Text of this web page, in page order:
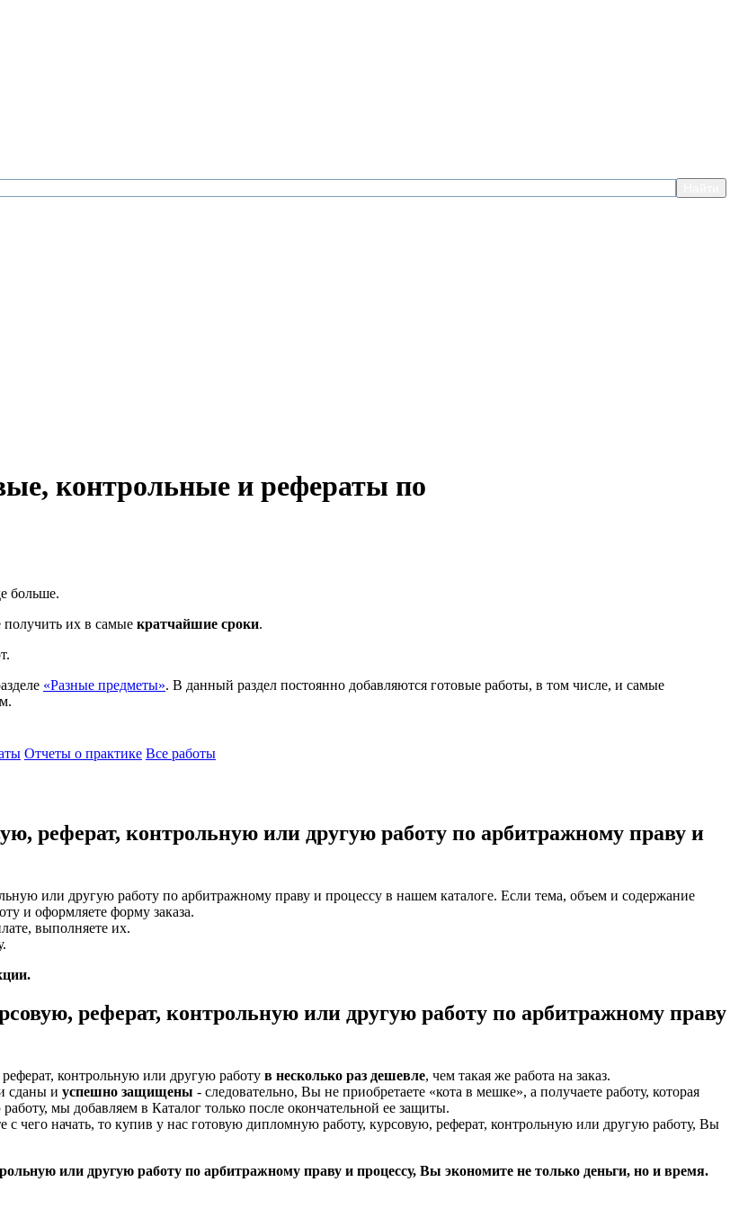
контрольные и рефераты по
больше.
их в самые кратчайшие сроки.
«Разные предметы». В данный раздел постоянно добавляются готовые работы, в том числе, и самые
Отчеты о практике Все работы
реферат, контрольную или другую работу по арбитражному праву и
или другую работу по арбитражному праву и процессу в нашем каталоге. Если тема, объем и содержание
и оформляете форму заказа.
выполняете их.
реферат, контрольную или другую работу по арбитражному праву
контрольную или другую работу в несколько раз дешевле, чем такая же работа на заказ.
сданы и успешно защищены - следовательно, Вы не приобретаете «кота в мешке», а получаете работу, которая
мы добавляем в Каталог только после окончательной ее защиты.
с чего начать, то купив у нас готовую дипломную работу, курсовую, реферат, контрольную или другую работу, Вы
или другую работу по арбитражному праву и процессу, Вы экономите не только деньги, но и время.